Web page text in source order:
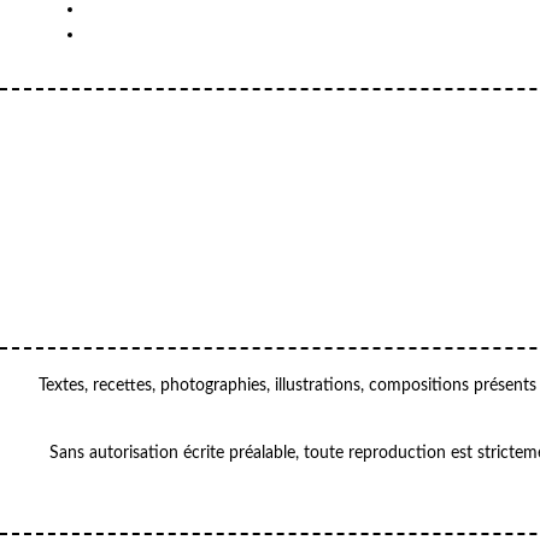
Textes, recettes, photographies, illustrations, compositions
Sans autorisation écrite préalable, toute reproduction est